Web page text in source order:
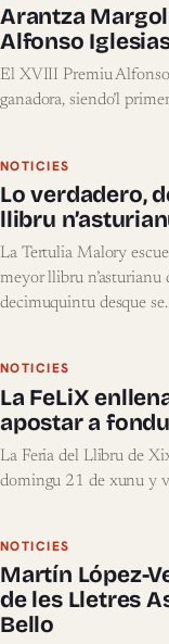
Arantza
Alfonso
El XVIII Premiu Alfonso
ganadora, siendo’l
NOTICIES
Lo verdadero,
llibru
La Tertulia Malory
meyor llibru
decimuquintu desque
NOTICIES
La FeLiX
apostar a
La Feria del Llibru de
domingu 21 de xunu y
NOTICIES
Martín López-
de les Lletres
Bello